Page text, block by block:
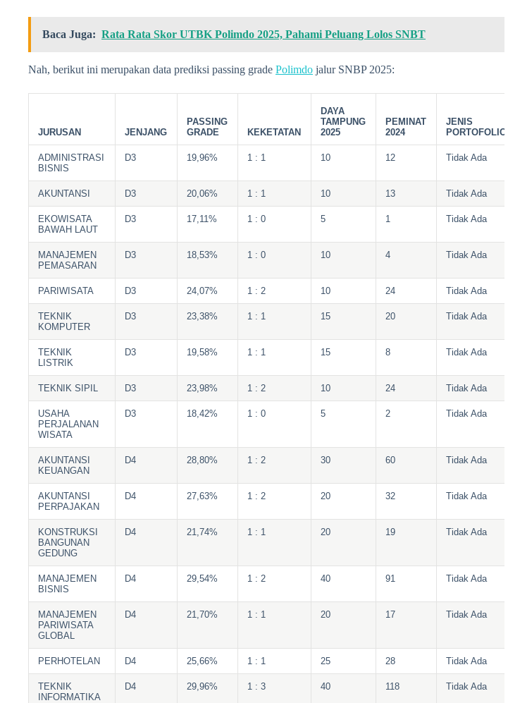
Baca Juga: Rata Rata Skor UTBK Polimdo 2025, Pahami Peluang Lolos SNBT
Nah, berikut ini merupakan data prediksi passing grade Polimdo jalur SNBP 2025:
JURUSAN JENJANG
PASSING
GRADE
KEKETATAN
DAYA
TAMPUNG
2025
PEMINAT
2024
JENIS
PORTOFOLIO
ADMINISTRASI
BISNIS
D3 19,96% 1 : 1 10 12 Tidak Ada
AKUNTANSI D3 20,06% 1 : 1 10 13 Tidak Ada
EKOWISATA
BAWAH LAUT
D3 17,11% 1 : 0 5 1 Tidak Ada
MANAJEMEN
PEMASARAN
D3 18,53% 1 : 0 10 4 Tidak Ada
PARIWISATA D3 24,07% 1 : 2 10 24 Tidak Ada
TEKNIK
KOMPUTER
D3 23,38% 1 : 1 15 20 Tidak Ada
TEKNIK
LISTRIK
D3 19,58% 1 : 1 15 8 Tidak Ada
TEKNIK SIPIL D3 23,98% 1 : 2 10 24 Tidak Ada
USAHA
PERJALANAN
WISATA
D3 18,42% 1 : 0 5 2 Tidak Ada
AKUNTANSI
KEUANGAN
D4 28,80% 1 : 2 30 60 Tidak Ada
AKUNTANSI
PERPAJAKAN
D4 27,63% 1 : 2 20 32 Tidak Ada
KONSTRUKSI
BANGUNAN
GEDUNG
D4 21,74% 1 : 1 20 19 Tidak Ada
MANAJEMEN
BISNIS
D4 29,54% 1 : 2 40 91 Tidak Ada
MANAJEMEN
PARIWISATA
GLOBAL
D4 21,70% 1 : 1 20 17 Tidak Ada
PERHOTELAN D4 25,66% 1 : 1 25 28 Tidak Ada
TEKNIK
INFORMATIKA
D4 29,96% 1 : 3 40 118 Tidak Ada